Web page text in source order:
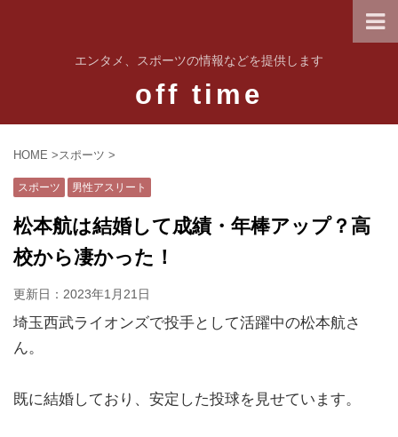
エンタメ、スポーツの情報などを提供します
off time
HOME >スポーツ >
スポーツ 男性アスリート
松本航は結婚して成績・年棒アップ？高
校から凄かった！
更新日： 2023年1月21日
埼玉西武ライオンズで投手として活躍中の松本航さ
ん。
既に結婚しており、安定した投球を見せています。